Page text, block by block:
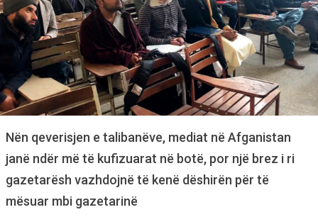
Nën qeverisjen e talibanëve, mediat në Afganistan
janë ndër më të kufizuarat në botë, por një brez i ri
gazetarësh vazhdojnë të kenë dëshirën për të
mësuar mbi gazetarinë